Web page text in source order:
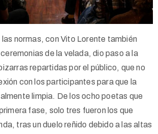
normas, con Vito Lorente también
de la velada, dio paso a la
repartidas por el público, que no
con los participantes para que la
limpia. De los ocho poetas que
fase, solo tres fueron los que
tras un duelo reñido debido a las altas